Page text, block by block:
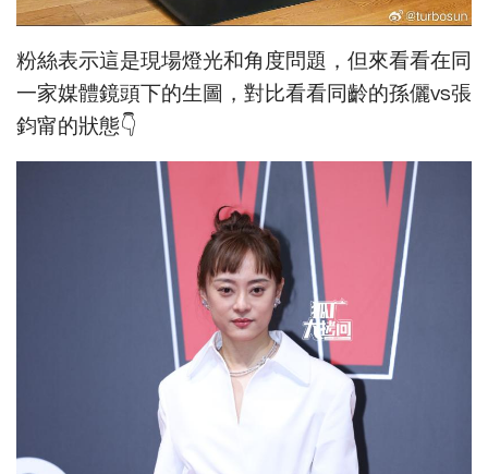
粉絲表示這是現場燈光和角度問題，但來看看在同
一家媒體鏡頭下的生圖，對比看看同齡的孫儷vs張
鈞甯的狀態👇